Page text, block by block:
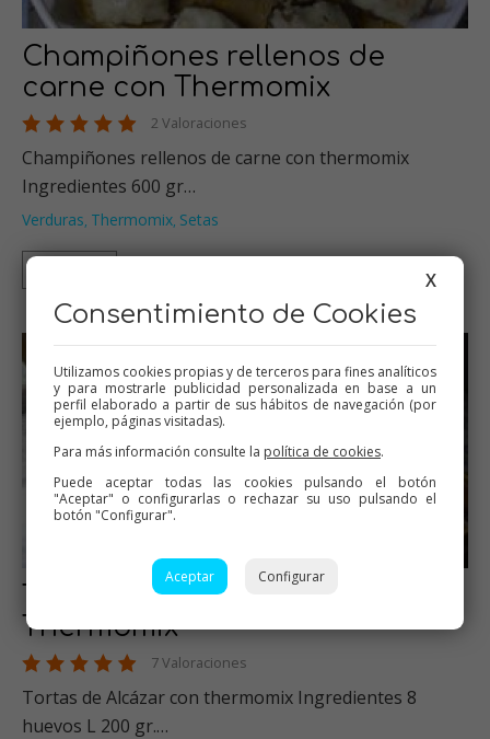
Champiñones rellenos de
carne con Thermomix
2 Valoraciones
Champiñones rellenos de carne con thermomix
Ingredientes 600 gr…
Verduras, Thermomix, Setas
Tortas de Alcázar con
Thermomix
7 Valoraciones
Tortas de Alcázar con thermomix Ingredientes 8
huevos L 200 gr.…
X
Consentimiento de Cookies
Utilizamos cookies propias y de terceros para fines analíticos
y para mostrarle publicidad personalizada en base a un
perfil elaborado a partir de sus hábitos de navegación (por
ejemplo, páginas visitadas).
Para más información consulte la política de cookies.
Puede aceptar todas las cookies pulsando el botón
"Aceptar" o configurarlas o rechazar su uso pulsando el
botón "Configurar".
Aceptar Configurar